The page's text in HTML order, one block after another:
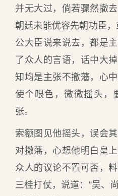
并无大过，倘若骤然撤
朝廷未能优容先朝功臣
公大臣说来说去，都是
了众人的言语，话中大
知均是主张不撤藩，心
使个眼色，微微摇头，
张。
索额图见他摇头，误会
对撤藩，心想他明白皇
众人的议论不置可否，
三桂打仗，说道：“吴、